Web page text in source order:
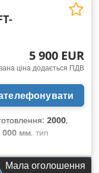
5 900 EUR
ціна додається ПДВ
2000,
000 мм, тип
Мала оголошення